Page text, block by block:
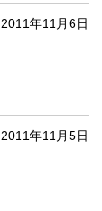
2011年11月6日
2011年11月5日